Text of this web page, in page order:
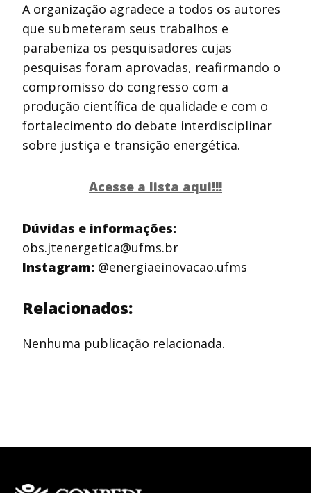
A organização agradece a todos os autores
que submeteram seus trabalhos e
parabeniza os pesquisadores cujas
pesquisas foram aprovadas, reafirmando o
compromisso do congresso com a
produção científica de qualidade e com o
fortalecimento do debate interdisciplinar
sobre justiça e transição energética.
Acesse a lista aqui!!!
Dúvidas e informações:
obs.jtenergetica@ufms.br
Instagram: @energiaeinovacao.ufms
Relacionados:
Nenhuma publicação relacionada.